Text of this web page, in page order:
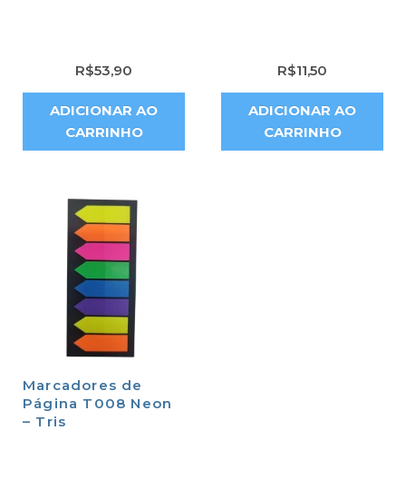
R$53,90
ADICIONAR AO
CARRINHO
R$11,50
ADICIONAR AO
CARRINHO
Marcadores de
Página T008 Neon
– Tris